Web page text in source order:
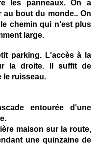
les panneaux. On a
bout du monde.. On
chemin qui n'est plus
large.
parking. L'accès à la
la droite. Il suffit de
le ruisseau.
entourée d'une
maison sur la route,
une quinzaine de